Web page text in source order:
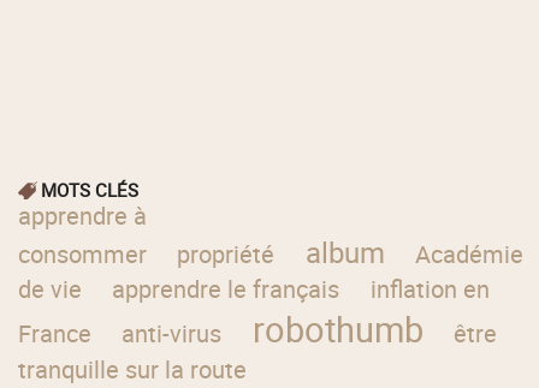
MOTS CLÉS
apprendre à
consommer
propriété album
Académie
de vie
apprendre le français
inflation en
France
anti-virus robothumb
être
tranquille sur la route